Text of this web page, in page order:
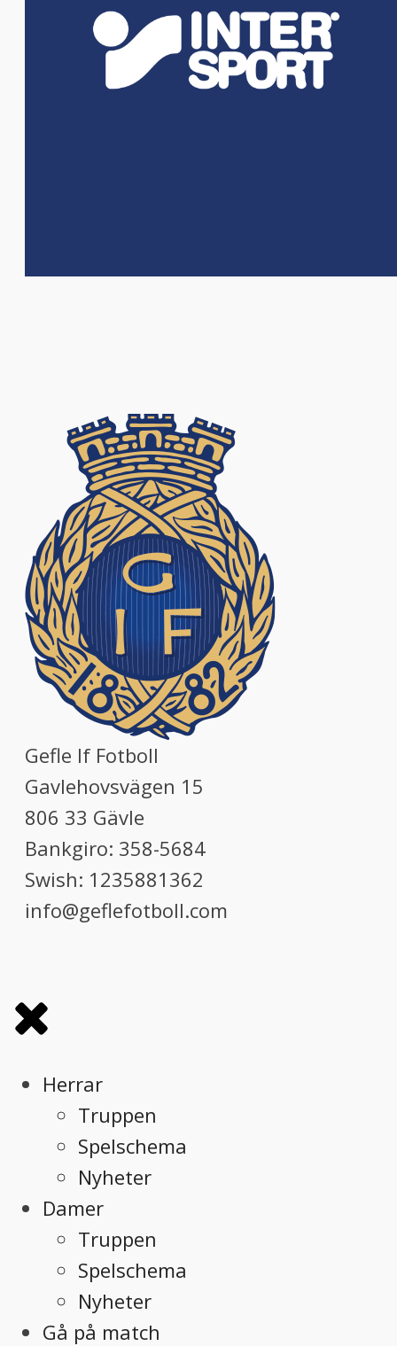
Gefle If Fotboll
Gavlehovsvägen 15
806 33 Gävle
Bankgiro: 358-5684
Swish: 1235881362
info@geflefotboll.com
Herrar
Truppen
Spelschema
Nyheter
Damer
Truppen
Spelschema
Nyheter
Gå på match